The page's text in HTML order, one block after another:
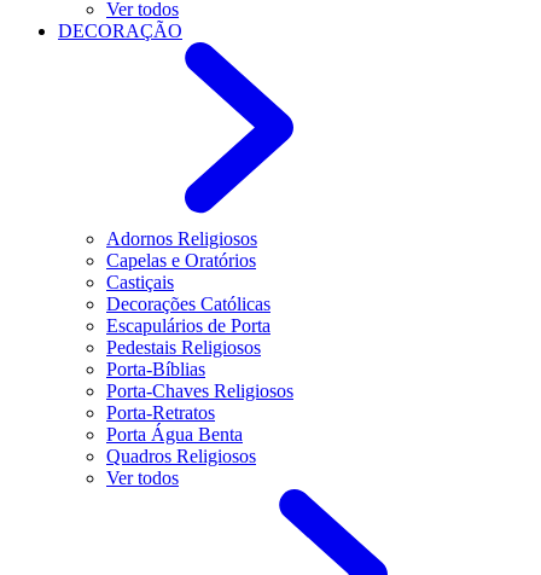
Ver todos
DECORAÇÃO
Adornos Religiosos
Capelas e Oratórios
Castiçais
Decorações Católicas
Escapulários de Porta
Pedestais Religiosos
Porta-Bíblias
Porta-Chaves Religiosos
Porta-Retratos
Porta Água Benta
Quadros Religiosos
Ver todos